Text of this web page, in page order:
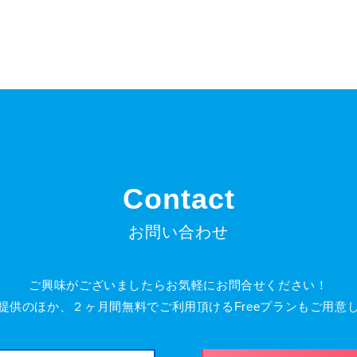
Contact
お問い合わせ
ご興味がございましたらお気軽にお問合せください！
供のほか、２ヶ月間無料でご利用頂けるFreeプランもご用意